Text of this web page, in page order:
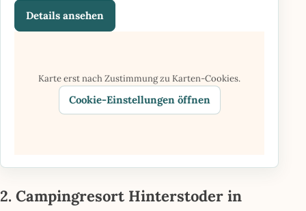
Details ansehen
Karte erst nach Zustimmung zu Karten-Cookies.
Cookie-Einstellungen öffnen
2. Campingresort Hinterstoder in